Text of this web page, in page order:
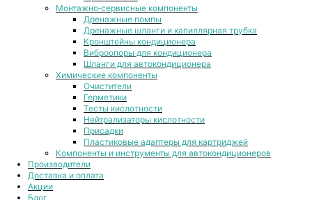
Монтажно‑сервисные компоненты
Дренажные помпы
Дренажные шланги и капиллярная трубка
Кронштейны кондиционера
Виброопоры для кондиционера
Шланги для автокондиционера
Химические компоненты
Очистители
Герметики
Тесты кислотности
Нейтрализаторы кислотности
Присадки
Пластиковые адаптеры для картриджей
Компоненты и инструменты для автокондиционеров
Производители
Доставка и оплата
Акции
Блог